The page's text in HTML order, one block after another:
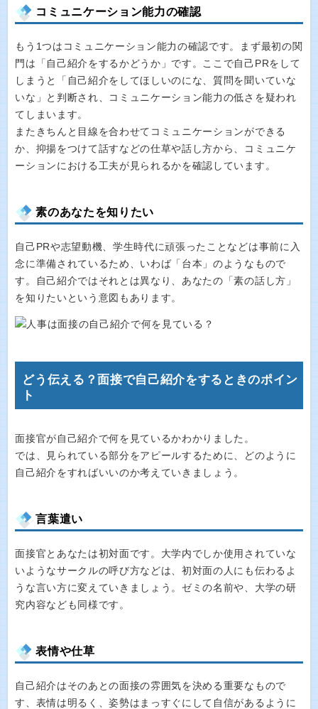
コミュニケーション能力の確認
もう1つはコミュニケーション能力の確認です。まず最初の関
門は「自己紹介をするかどうか」です。ここで自己PRをして
しまうと「自己紹介をしてほしいのにな、質問を聞いていな
いな」と判断され、コミュニケーション能力の低さを疑われ
てしまいます。
またきちんと目線を合わせてコミュニケーションができる
か、抑揚をつけて話すなどの仕草や話し方から、コミュニケ
ーションにおける工夫が見られるかを確認しています。
素のあなたを知りたい
自己PRや志望動機、学生時代に頑張ったことなどは事前に入
念に準備されているため、いわば「台本」のようなもので
す。自己紹介ではそれとは異なり、あなたの「素の話し方」
を知りたいという意図もあります。
どう伝える？面接で自己紹介をするときのポイン
ト
面接官が自己紹介で何を見ているかわかりました。
では、見られている部分をアピールするために、どのように
自己紹介をすればいいのか考えていきましょう。
言葉遣い
面接官とあなたは初対面です。大学内でしか使用されていな
いようなサークルの呼び方などは、初対面の人にも伝わるよ
うな言い方に変えていきましょう。ゼミの名前や、大学の研
究内容なども同様です。
表情や仕草
自己紹介はそのあとの面接の雰囲気を決める重要なもので
す、表情は明るく、姿勢はまっすぐにして自信があるように